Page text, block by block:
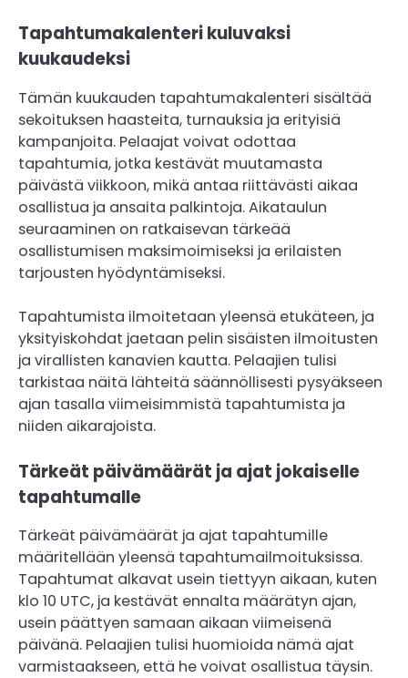
Tapahtumakalenteri kuluvaksi
kuukaudeksi
Tämän kuukauden tapahtumakalenteri sisältää
sekoituksen haasteita, turnauksia ja erityisiä
kampanjoita. Pelaajat voivat odottaa
tapahtumia, jotka kestävät muutamasta
päivästä viikkoon, mikä antaa riittävästi aikaa
osallistua ja ansaita palkintoja. Aikataulun
seuraaminen on ratkaisevan tärkeää
osallistumisen maksimoimiseksi ja erilaisten
tarjousten hyödyntämiseksi.
Tapahtumista ilmoitetaan yleensä etukäteen, ja
yksityiskohdat jaetaan pelin sisäisten ilmoitusten
ja virallisten kanavien kautta. Pelaajien tulisi
tarkistaa näitä lähteitä säännöllisesti pysyäkseen
ajan tasalla viimeisimmistä tapahtumista ja
niiden aikarajoista.
Tärkeät päivämäärät ja ajat jokaiselle
tapahtumalle
Tärkeät päivämäärät ja ajat tapahtumille
määritellään yleensä tapahtumailmoituksissa.
Tapahtumat alkavat usein tiettyyn aikaan, kuten
klo 10 UTC, ja kestävät ennalta määrätyn ajan,
usein päättyen samaan aikaan viimeisenä
päivänä. Pelaajien tulisi huomioida nämä ajat
varmistaakseen, että he voivat osallistua täysin.